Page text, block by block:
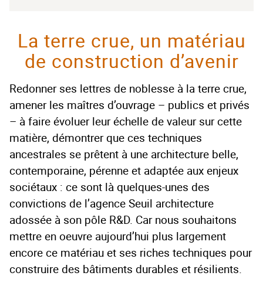
La terre crue, un matériau
de construction d’avenir
Redonner ses lettres de noblesse à la terre crue,
amener les maîtres d’ouvrage – publics et privés
– à faire évoluer leur échelle de valeur sur cette
matière, démontrer que ces techniques
ancestrales se prêtent à une architecture belle,
contemporaine, pérenne et adaptée aux enjeux
sociétaux : ce sont là quelques-unes des
convictions de l’agence Seuil architecture
adossée à son pôle R&D. Car nous souhaitons
mettre en oeuvre aujourd’hui plus largement
encore ce matériau et ses riches techniques pour
construire des bâtiments durables et résilients.